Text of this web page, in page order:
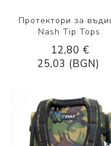
Протектори за
Nash Tip Tops
12,80 €
25,03 (BGN)